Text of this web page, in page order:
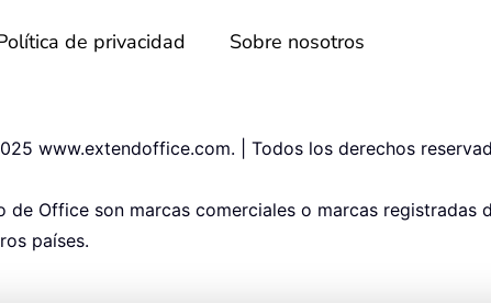
de privacidad Sobre nosotros
www.extendoffice.com. | Todos los derechos
Office son marcas comerciales o marcas registradas
países.